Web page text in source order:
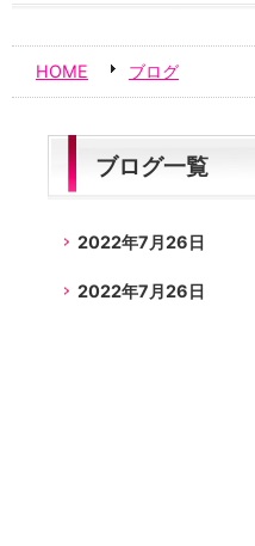
HOME ブログ
ブログ一覧
2022年7月26日
2022年7月26日